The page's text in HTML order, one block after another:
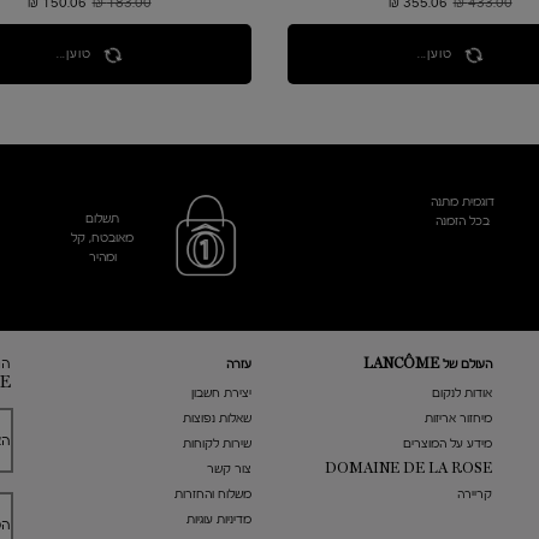
טוען... טוען...
דוגמית מתנה
בכל הזמנה
תשלום
מאובטח, קל
ומהיר
העולם של LANCÔME
אודות לנקום
מיחזור אריזות
מידע על המוצרים
DOMAINE DE LA ROSE
קריירה
עזרה
​יצירת חשבון
שאלות נפוצות
שירות לקוחות
צור קשר
משלוח והחזרות
מדיניות עוגיות